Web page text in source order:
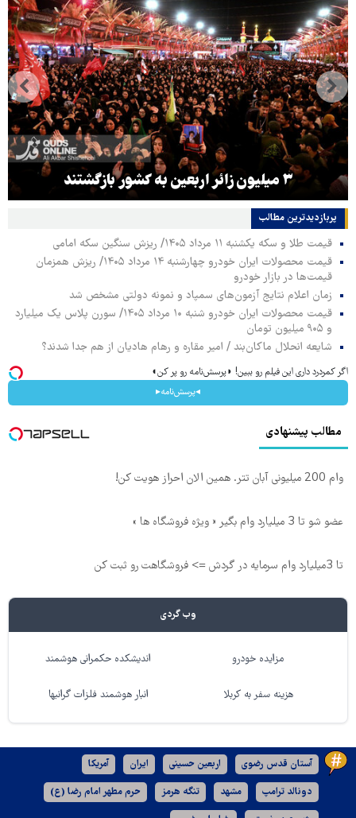
۳ میلیون زائر اربعین به کشور بازگشتند
پربازدیدترین‌ مطالب
قیمت طلا و سکه یکشنبه ۱۱ مرداد ۱۴۰۵/ ریزش سنگین سکه امامی
قیمت محصولات ایران خودرو چهارشنبه ۱۴ مرداد ۱۴۰۵/ ریزش همزمان
قیمت‌ها در بازار خودرو
زمان اعلام نتایج آزمون‌های سمپاد و نمونه دولتی مشخص شد
قیمت محصولات ایران خودرو شنبه ۱۰ مرداد ۱۴۰۵/ سورن پلاس یک میلیارد
و ۹۰۵ میلیون تومان
شایعه انحلال ماکان‌بند / امیر مقاره و رهام هادیان از هم جدا شدند؟
اگر کمردرد داری این فیلم رو ببین! ◗پرسش‌نامه رو پر کن◖
◂پرسش‌نامه▸
مطالب پیشنهادی
وام 200 میلیونی آبان تتر. همین الان احراز هویت کن!
عضو شو تا 3 میلیارد وام بگیر « ویژه فروشگاه ها »
تا 3میلیارد وام سرمایه در گردش => فروشگاهت رو ثبت کن
وب گردی
مزایده خودرو اندیشکده حکمرانی هوشمند
هزینه سفر به کربلا انبار هوشمند فلزات گرانبها
آستان قدس رضوی اربعین حسینی ایران آمریکا
دونالد ترامپ مشهد تنگه هرمز حرم مطهر امام رضا (ع)